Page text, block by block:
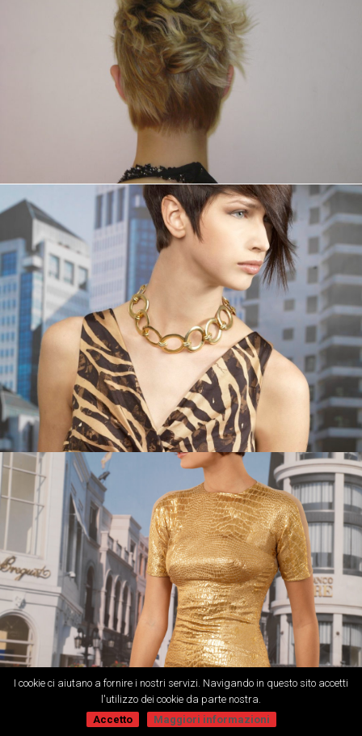
I cookie ci aiutano a fornire i nostri servizi. Navigando in questo sito accetti
l'utilizzo dei cookie da parte nostra.
Accetto
Maggiori informazioni